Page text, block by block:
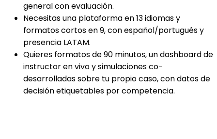
general con evaluación.
Necesitas una plataforma en 13 idiomas y
formatos cortos en 9, con español/portugués y
presencia LATAM.
Quieres formatos de 90 minutos, un dashboard de
instructor en vivo y simulaciones co-
desarrolladas sobre tu propio caso, con datos de
decisión etiquetables por competencia.